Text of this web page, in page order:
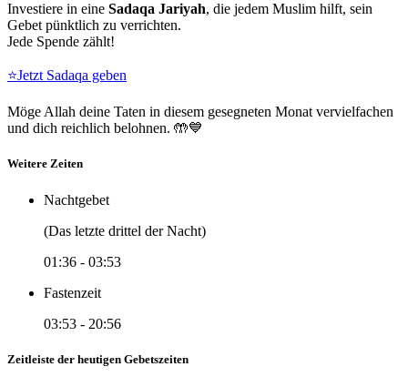
Investiere in eine Sadaqa Jariyah, die jedem Muslim hilft, sein
Gebet pünktlich zu verrichten.
Jede Spende zählt!
⭐Jetzt Sadaqa geben
Möge Allah deine Taten in diesem gesegneten Monat vervielfachen
und dich reichlich belohnen. 🤲💙
Weitere Zeiten
Nachtgebet
(Das letzte drittel der Nacht)
01:36 - 03:53
Fastenzeit
03:53 - 20:56
Zeitleiste der heutigen Gebetszeiten